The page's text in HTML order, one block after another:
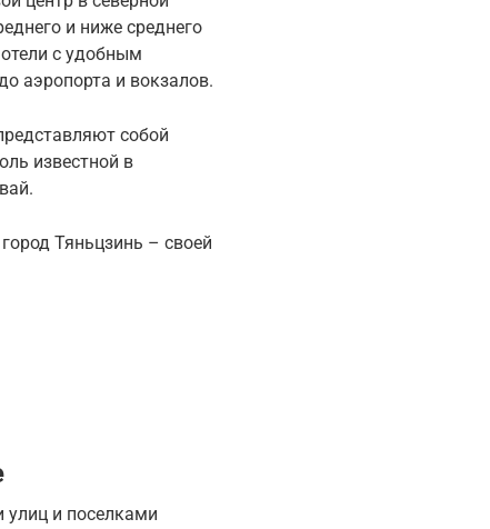
и ниже среднего
с удобным
аэропорта и вокзалов.
собой
известной в
Тяньцзинь – своей
улиц и поселками